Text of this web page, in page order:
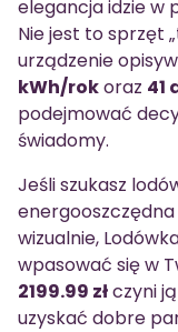
elegancja idzie w
Nie jest to sprzęt
urządzenie
kWh/rokoraz 41
podejmować
świadomy.
Jeśli szukasz
wizualnie,
wpasować się w
2199.99 złczyni
uzyskać dobre